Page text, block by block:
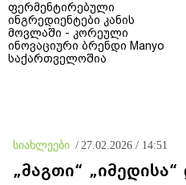
ფერმენტირებული
ინგრედიენტები კანის
მოვლაში - კორეული
ინოვაციური ბრენდი Manyo
საქართველოშია
სიახლეები / 27.02.2026 / 14:51
„მაგთი“